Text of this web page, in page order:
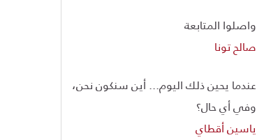
واصلوا المتابعة
صالح تونا
عندما يحين ذلك اليوم... أين سنكون نحن،
وفي أي حال؟
ياسين أقطاي